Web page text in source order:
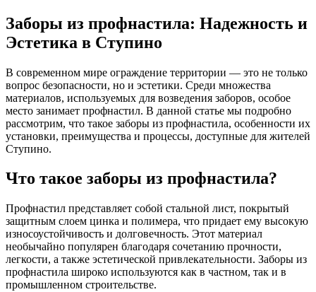
Заборы из профнастила: Надежность и
Эстетика в Ступино
В современном мире ограждение территории — это не только
вопрос безопасности, но и эстетики. Среди множества
материалов, используемых для возведения заборов, особое
место занимает профнастил. В данной статье мы подробно
рассмотрим, что такое заборы из профнастила, особенности их
установки, преимущества и процессы, доступные для жителей
Ступино.
Что такое заборы из профнастила?
Профнастил представляет собой стальной лист, покрытый
защитным слоем цинка и полимера, что придает ему высокую
износоустойчивость и долговечность. Этот материал
необычайно популярен благодаря сочетанию прочности,
легкости, а также эстетической привлекательности. Заборы из
профнастила широко используются как в частном, так и в
промышленном строительстве.